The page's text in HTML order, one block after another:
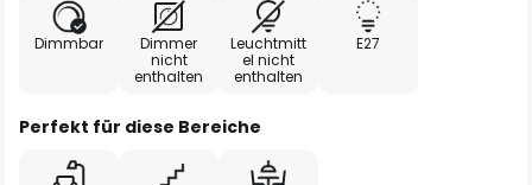
Dimmbar
Dimmer
nicht
enthalten
Leuchtmitt
el nicht
enthalten
E27
Perfekt für diese Bereiche